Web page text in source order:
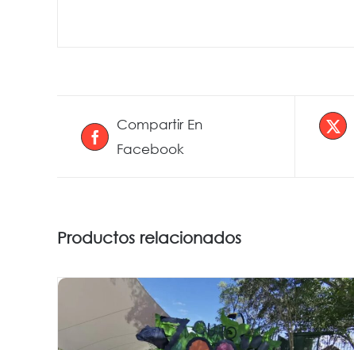
Compartir En
Facebook
Productos relacionados